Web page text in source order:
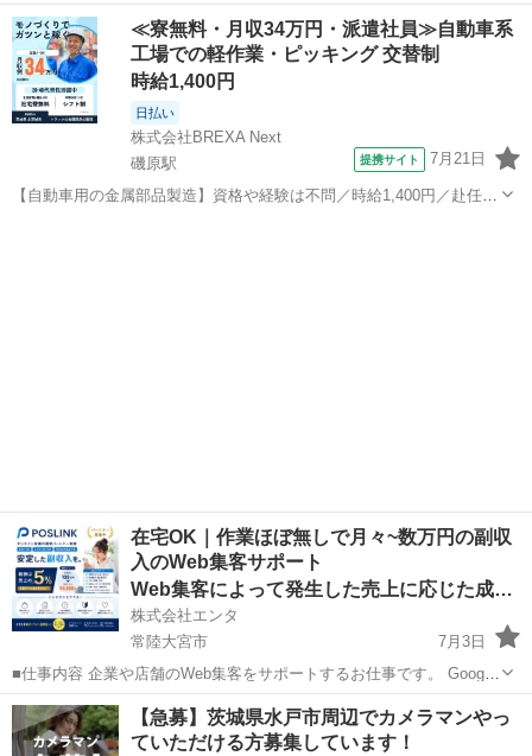
を活用した「Web上の店舗情報」の登録・初期設定を行っていただき
ます。 日々の集客運用や問い合わせ対応、顧客対応はすべて運営本部
が行うため...
茨城 守谷市 その他 Web
≪寮無料・月収34万円・派遣社員≫自動車系
工場での軽作業・ピッキング 交替制
時給1,400円
日払い
株式会社BREXA Next
磯原駅
提携サイト 7月21日
【自動車用の金属部品製造】資格や経験は不問／時給1,400円／赴任旅
在宅OK｜作業ほぼ無しで月々~数万円の副収
入のWeb集客サポート
Web集客によって発生した売上に応じた成果報酬
株式会社エンタ
常陸大宮市
7月3日
■仕事内容 企業や店舗のWeb集客をサポートするお仕事です。 Google
を活用した「Web上の店舗情報」の登録・初期設定を行っていただき
ます。 日々の集客運用や問い合わせ対応、顧客対応はすべて運営本部
が行うため...
茨城 常陸大宮市 その他 Web
【急募】茨城県水戸市周辺でカメラマンやっ
ていただける方募集しています！